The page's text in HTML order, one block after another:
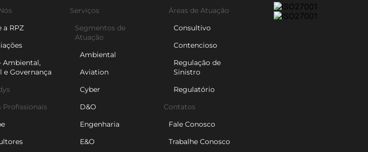
a RPZ
Ambiental,
e Governança
Profissionais
Serviços
Segmentos de
Atuação
Ambiental
Aviation
Cyber
D&O
Engenharia
E&O
Áreas de Atuação
Consultivo
Contencioso
Regulação de
Sinistro
Regulatório
Contatos
Fale Conosco
Trabalhe Conosco